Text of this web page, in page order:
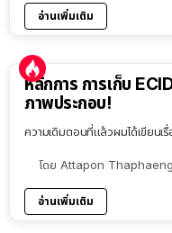
อ่านเพิ่มเติม
หลักการ การเก็บ
ภาพประกอบ!
ความเดิมตอนที่แล้วผมได้เขียน
โดย Attapon
อ่านเพิ่มเติม